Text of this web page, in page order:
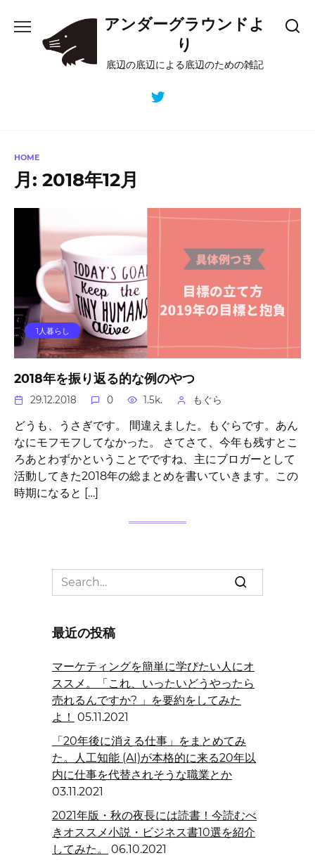
content
アンダーグラウンドよ
り
底辺の底辺による底辺のための雑記
HOME
月: 2018年12月
1人暮らし
2018年を振り返る的な例のやつ
29.12.2018 0 1.5k. もぐら
どうも、うさぎです。 間違えました。もぐらです。あん
なにモフモフしてなかった。 さてさて、今年も残すとこ
ろあとわずかということでですね、主にブロガーとして
活動してきた2018年の総まとめを書いていきます。この
時期になると […]
Search
for:
最近の投稿
マーケティングを簡単に学びたい人にオ
ススメ。「これ、いったいどうやったら
売れるんですか? 」を要約をしてみた
よ！ 05.11.2021
「20年後に消える仕事」をまとめてみ
た。人工知能 (AI)が本格的に来る20年以
内に仕事を代替されそうな職業とか
03.11.2021
2021年版・秋の夜長には読書！今読むべ
きオススメ小説・ビジネス書10選を紹介
してみた。
06.10.2021